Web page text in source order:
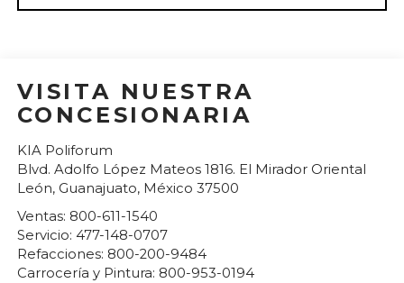
VISITA NUESTRA
CONCESIONARIA
KIA Poliforum
Blvd. Adolfo López Mateos 1816. El Mirador Oriental
León, Guanajuato, México 37500
Ventas: 800-611-1540
Servicio: 477-148-0707
Refacciones: 800-200-9484
Carrocería y Pintura: 800-953-0194